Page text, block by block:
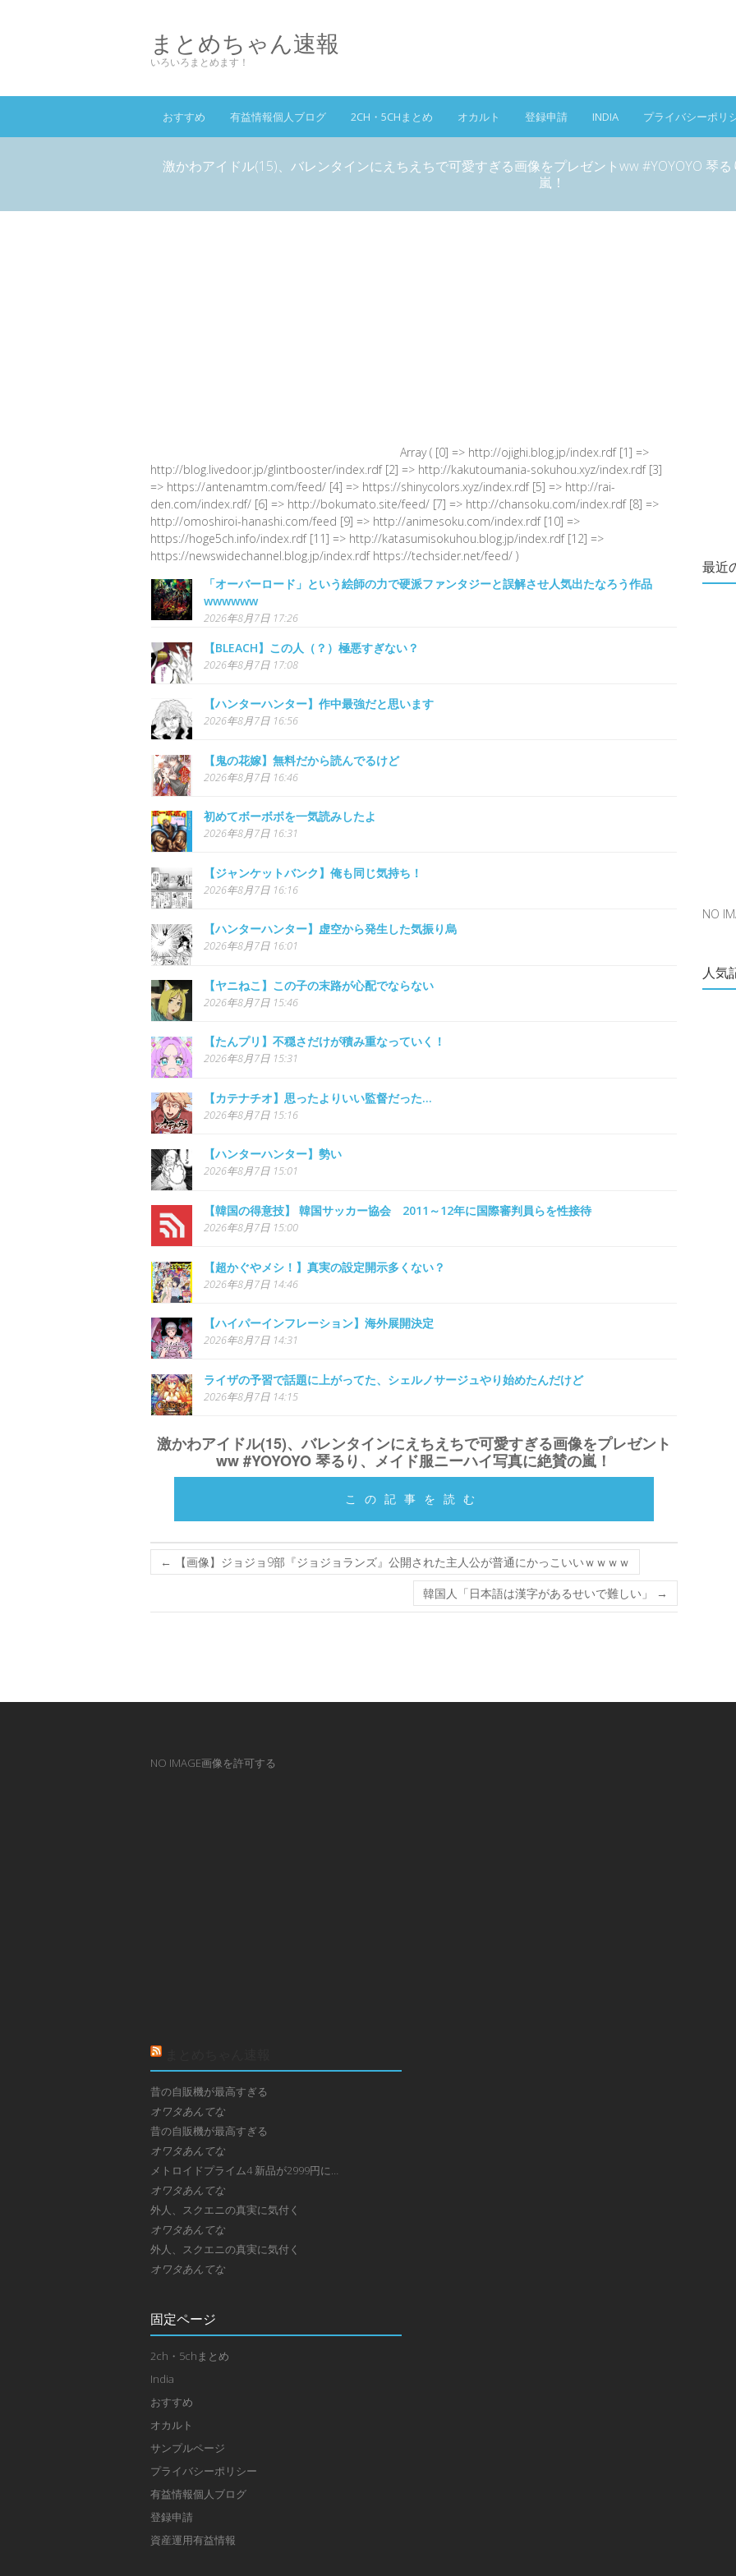
まとめちゃん速報
いろいろまとめます！
おすすめ 有益情報個人ブログ 2CH・5CHまとめ オカルト 登録申請 INDIA プライバシーポリ
激かわアイドル(15)、バレンタインにえちえちで可愛すぎる画像をプレゼントww #YOYOYO 琴
嵐！
Array ( [0] => http://ojighi.blog.jp/index.rdf [1] =>
http://blog.livedoor.jp/glintbooster/index.rdf [2] => http://kakutoumania-sokuhou.xyz/index.rdf [3]
=> https://antenamtm.com/feed/ [4] => https://shinycolors.xyz/index.rdf [5] => http://rai-
den.com/index.rdf/ [6] => http://bokumato.site/feed/ [7] => http://chansoku.com/index.rdf [8] =>
http://omoshiroi-hanashi.com/feed [9] => http://animesoku.com/index.rdf [10] =>
https://hoge5ch.info/index.rdf [11] => http://katasumisokuhou.blog.jp/index.rdf [12] =>
https://newswidechannel.blog.jp/index.rdf https://techsider.net/feed/ )
「オーバーロード」という絵師の力で硬派ファンタジーと誤解させ人気出たなろう作品
wwwwww
2026年8月7日 17:26
【BLEACH】この人（？）極悪すぎない？
2026年8月7日 17:08
【ハンターハンター】作中最強だと思います
2026年8月7日 16:56
【鬼の花嫁】無料だから読んでるけど
2026年8月7日 16:46
初めてボーボボを一気読みしたよ
2026年8月7日 16:31
【ジャンケットバンク】俺も同じ気持ち！
2026年8月7日 16:16
【ハンターハンター】虚空から発生した気振り烏
2026年8月7日 16:01
【ヤニねこ】この子の末路が心配でならない
2026年8月7日 15:46
【たんプリ】不穏さだけが積み重なっていく！
2026年8月7日 15:31
【カテナチオ】思ったよりいい監督だった…
2026年8月7日 15:16
【ハンターハンター】勢い
2026年8月7日 15:01
【韓国の得意技】 韓国サッカー協会 2011～12年に国際審判員らを性接待
2026年8月7日 15:00
【超かぐやメシ！】真実の設定開示多くない？
2026年8月7日 14:46
【ハイパーインフレーション】海外展開決定
2026年8月7日 14:31
ライザの予習で話題に上がってた、シェルノサージュやり始めたんだけど
2026年8月7日 14:15
激かわアイドル(15)、バレンタインにえちえちで可愛すぎる画像をプレゼント
ww #YOYOYO 琴るり、メイド服ニーハイ写真に絶賛の嵐！
この記事を読む
←
【画像】ジョジョ9部『ジョジョランズ』公開された主人公が普通にかっこいいｗｗｗｗ
韓国人「日本語は漢字があるせいで難しい」
→
最近
NO
人気
NO IMAGE画像を許可する
昔の自販機が最高すぎる
オワタあんてな
昔の自販機が最高すぎる
オワタあんてな
メトロイドプライム4 新品が2999円に…
オワタあんてな
外人、スクエニの真実に気付く
オワタあんてな
外人、スクエニの真実に気付く
オワタあんてな
固定ページ
2ch・5chまとめ
India
おすすめ
オカルト
サンプルページ
プライバシーポリシー
有益情報個人ブログ
登録申請
資産運用有益情報